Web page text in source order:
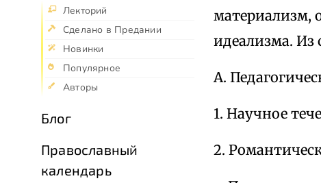
Лекторий
Сделано в Предании
Новинки
Популярное
Авторы
Блог
Православный
календарь
материализм,
идеализма. Из
А.
1. Научное
2.